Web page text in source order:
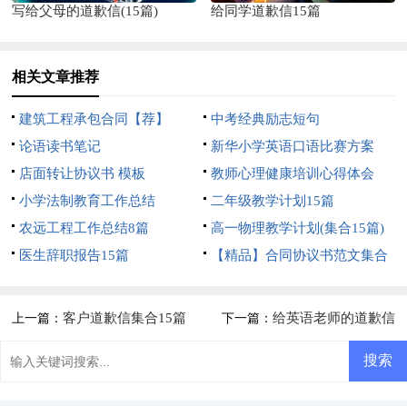
写给父母的道歉信(15篇) 给同学道歉信15篇
相关文章推荐
建筑工程承包合同【荐】
中考经典励志短句
论语读书笔记
新华小学英语口语比赛方案
店面转让协议书 模板
教师心理健康培训心得体会
小学法制教育工作总结
二年级教学计划15篇
农远工程工作总结8篇
高一物理教学计划(集合15篇)
医生辞职报告15篇
【精品】合同协议书范文集合
上一篇：客户道歉信集合15篇 下一篇： 给英语老师的道歉信